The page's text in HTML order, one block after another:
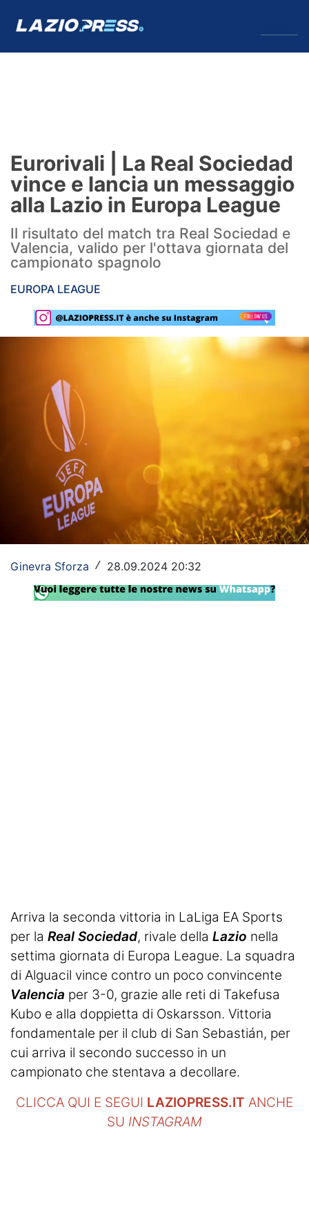
Formello
Infortuni
Primavera
Calciomercato
Lazio Women
Rassegna Lazio
Calcio
Serie A
Champions League
Europa League
Altri Sport
Formula 1
Tennis
Vela
Eurorivali | La Real Sociedad
vince e lancia un messaggio
alla Lazio in Europa League
Il risultato del match tra Real Sociedad e
Valencia, valido per l'ottava giornata del
campionato spagnolo
EUROPA LEAGUE
Ginevra Sforza / 28.09.2024 20:32
Arriva la seconda vittoria in LaLiga EA Sports
per la Real Sociedad, rivale della Lazio nella
settima giornata di Europa League. La squadra
di Alguacil vince contro un poco convincente
Valencia per 3-0, grazie alle reti di Takefusa
Kubo e alla doppietta di Oskarsson. Vittoria
fondamentale per il club di San Sebastián, per
cui arriva il secondo successo in un
campionato che stentava a decollare.
CLICCA QUI E SEGUI LAZIOPRESS.IT ANCHE
SU INSTAGRAM